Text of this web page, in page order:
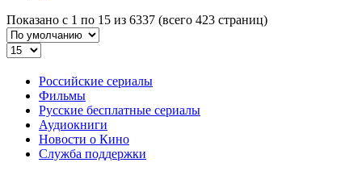
Показано с 1 по 15 из 6337 (всего 423 страниц)
Российские сериалы
Фильмы
Русские бесплатные сериалы
Аудиокниги
Новости о Кино
Служба поддержки